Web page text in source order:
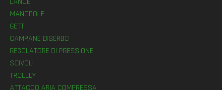
MANOPOLE
GETTI
CAMPANE DISERBO
REGOLATORE DI PRESSIONE
SCIVOLI
TROLLEY
ATTACCO ARIA COMPRESSA